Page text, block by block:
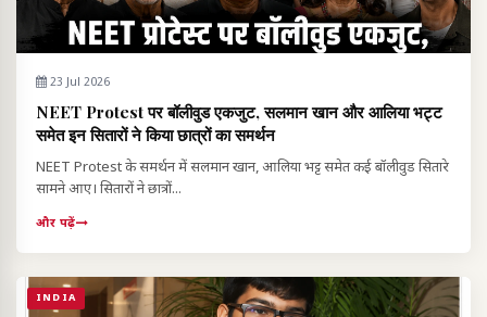
23 Jul 2026
NEET Protest पर बॉलीवुड एकजुट, सलमान खान और आलिया भट्ट
समेत इन सितारों ने किया छात्रों का समर्थन
NEET Protest के समर्थन में सलमान खान, आलिया भट्ट समेत कई बॉलीवुड सितारे
सामने आए। सितारों ने छात्रों...
और पढ़ें
INDIA